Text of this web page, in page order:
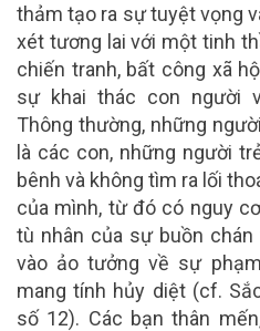
thảm tạo ra sự tuyệt vọng
xét tương lai với một tinh
chiến tranh, bất công xã
sự khai thác con người
Thông thường, những
là các con, những người
bênh và không tìm ra lối
của mình, từ đó có nguy
tù nhân của sự buồn
vào ảo tưởng về sự
mang tính hủy diệt (cf.
số 12). Các bạn thân